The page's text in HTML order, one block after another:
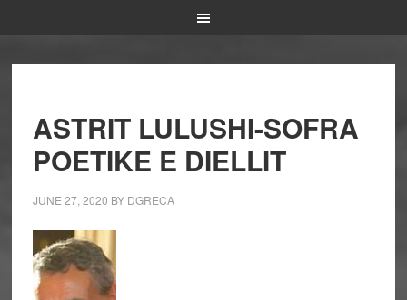
ASTRIT LULUSHI-SOFRA
POETIKE E DIELLIT
JUNE 27, 2020 BY DGRECA